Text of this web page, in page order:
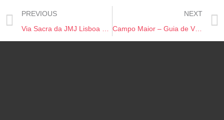
PREVIOUS
NEXT
Campo Maior – Guia de Visita